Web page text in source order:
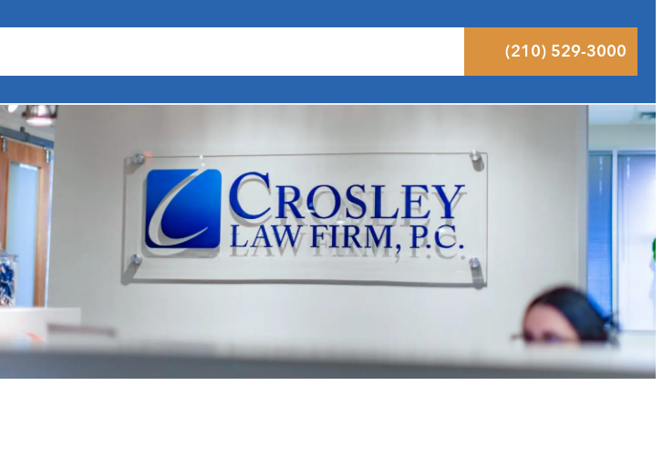
(210) 529-3000